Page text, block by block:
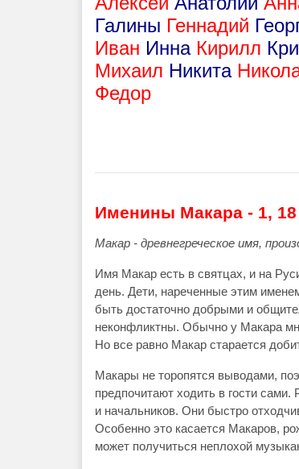
Галины Геннадий
Иван Инна Кирилл
Михаил Никита
Федор
Именины Макара - 1,
Макар - древнегреческое имя,
Имя Макар есть в святцах, и на
день. Дети, нареченные этим
быть достаточно добрыми и
неконфликтны. Обычно у Макара
Но все равно Макар старается
Макары не торопятся выводами,
предпочитают ходить в гости
и начальников. Они быстро
Особенно это касается Макаров,
может получиться неплохой